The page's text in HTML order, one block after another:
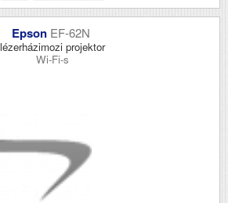
Epson EF-62N
lézerházimozi projektor
Wi-Fi-s